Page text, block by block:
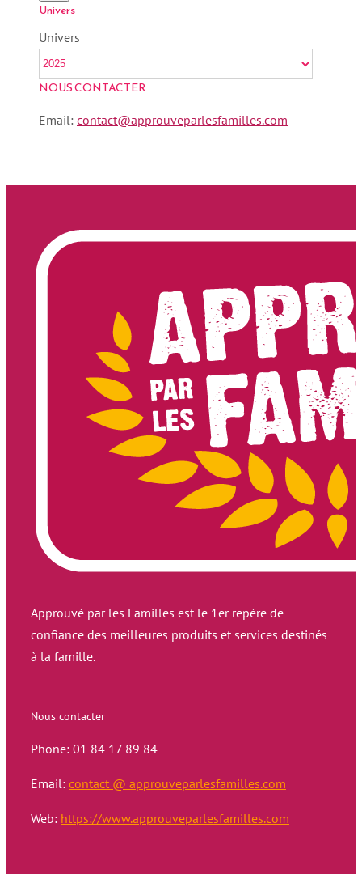
Univers
Univers
NOUS CONTACTER
Email: contact@approuveparlesfamilles.com
Approuvé par les Familles est le 1er repère de
confiance des meilleures produits et services destinés
à la famille.
Nous contacter
Phone: 01 84 17 89 84
Email: contact @ approuveparlesfamilles.com
Web: https://www.approuveparlesfamilles.com